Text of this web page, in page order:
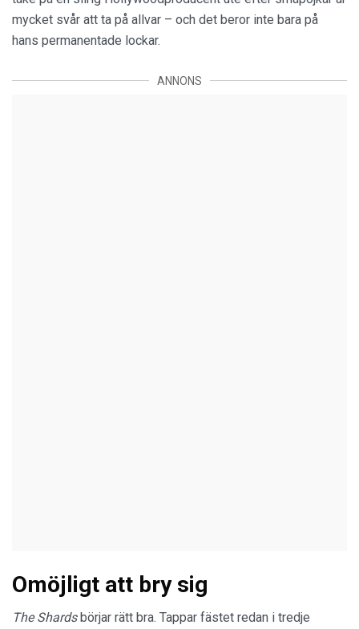
mycket svår att ta på allvar – och det beror inte bara på
hans permanentade lockar.
ANNONS
Omöjligt att bry sig
The Shardsbörjar rätt bra. Tappar fästet redan i tredje